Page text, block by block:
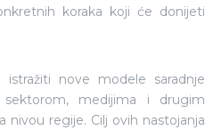
koraka koji će donijeti
nove modele saradnje
medijima i drugim
regije. Cilj ovih nastojanja